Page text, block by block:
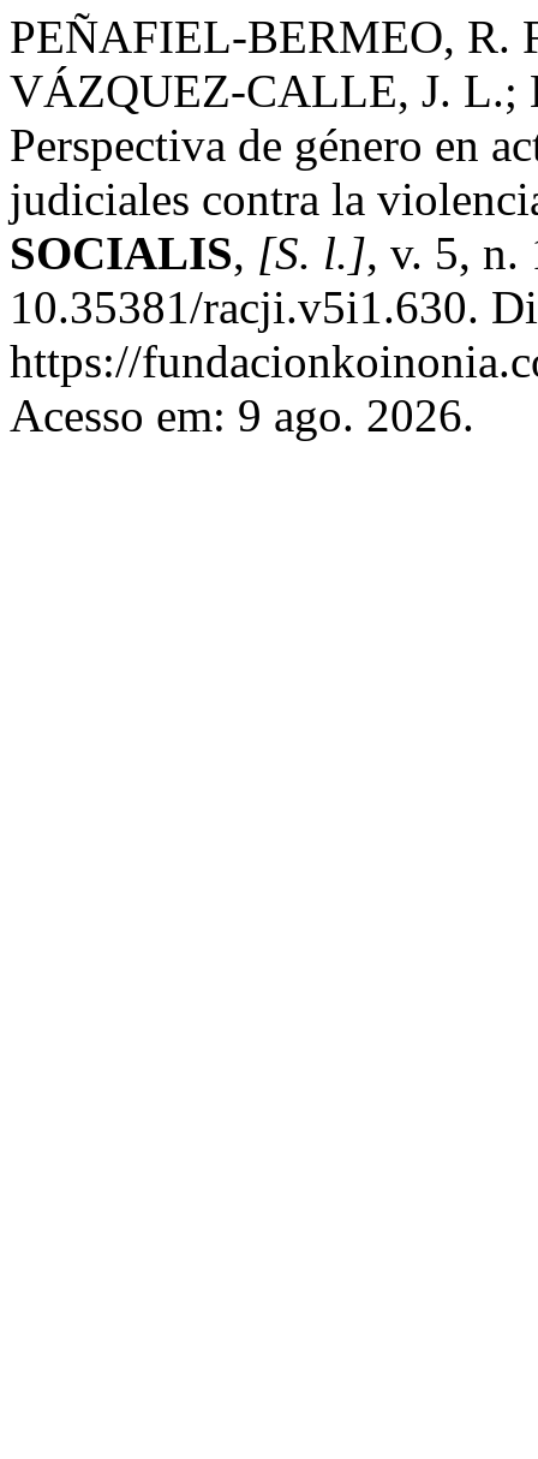
PEÑAFIEL-BERMEO, R.
VÁZQUEZ-CALLE, J. L.;
Perspectiva de género en
judiciales contra la
SOCIALIS, [S. l.], v. 5, n.
10.35381/racji.v5i1.630.
https://
Acesso em: 9 ago. 2026.